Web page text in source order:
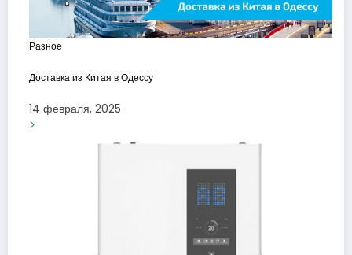
Разное
Доставка из Китая в Одессу
14 февраля, 2025